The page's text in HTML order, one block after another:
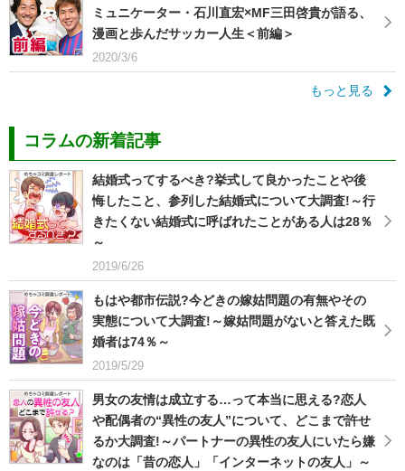
ミュニケーター・石川直宏×MF三田啓貴が語る、
漫画と歩んだサッカー人生＜前編＞
2020/3/6
もっと見る
コラムの新着記事
結婚式ってするべき?挙式して良かったことや後
悔したこと、参列した結婚式について大調査!～行
きたくない結婚式に呼ばれたことがある人は28％
～
2019/6/26
もはや都市伝説?今どきの嫁姑問題の有無やその
実態について大調査!～嫁姑問題がないと答えた既
婚者は74％～
2019/5/29
男女の友情は成立する…って本当に思える?恋人
や配偶者の“異性の友人”について、どこまで許せ
るか大調査!～パートナーの異性の友人にいたら嫌
なのは「昔の恋人」「インターネットの友人」～